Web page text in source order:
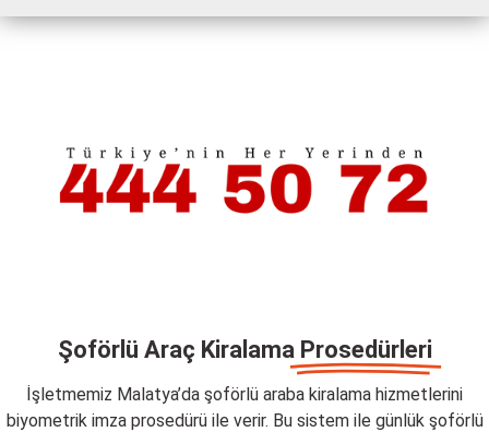
Şoförlü Araç Kiralama Prosedürleri
İşletmemiz Malatya’da şoförlü araba kiralama hizmetlerini
biyometrik imza prosedürü ile verir. Bu sistem ile günlük şoförlü